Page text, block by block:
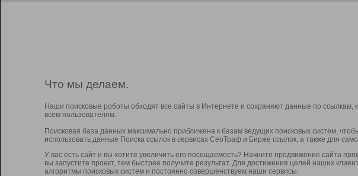
Что мы делаем.
Наши поисковые роботы обходят все сайты в Интернете и сохраняют данные по ссылкам,
всем пользователям.
Поисковая база данных максимально приближена к базам ведущих поисковых систем,
использовать данные Поиска ссылок в сервисах СеоТраф и Бирже ссылок, а также для
У вас есть сайт и вы хотите увеличить его посещаемость? Начните продвижение сайта
вы запустите проект, тем быстрее получите результат. Для достижения целей наших
алгоритмы поисковых систем и постоянно совершенствуем наши сервисы.